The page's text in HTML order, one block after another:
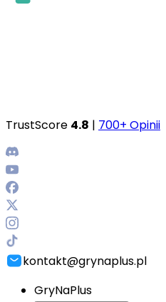
TrustScore 4.8 | 700+ Opinii
kontakt@grynaplus.pl
GryNaPlus